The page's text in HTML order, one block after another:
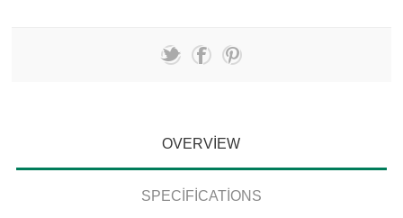
OVERVIEW
SPECIFICATIONS